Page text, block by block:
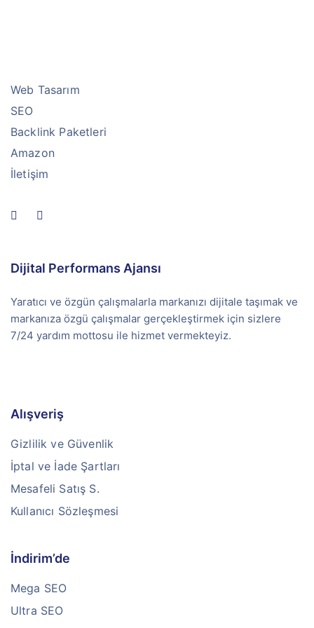
Web Tasarım
SEO
Backlink Paketleri
Amazon
İletişim
Dijital Performans Ajansı
Yaratıcı ve özgün çalışmalarla markanızı dijitale taşımak ve
markanıza özgü çalışmalar gerçekleştirmek için sizlere
7/24 yardım mottosu ile hizmet vermekteyiz.
Alışveriş
Gizlilik ve Güvenlik
İptal ve İade Şartları
Mesafeli Satış S.
Kullanıcı Sözleşmesi
İndirim’de
Mega SEO
Ultra SEO